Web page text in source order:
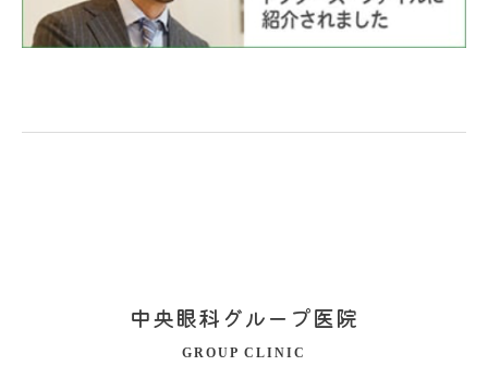
中央眼科グループ医院
GROUP CLINIC